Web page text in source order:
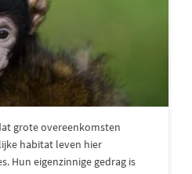
grote overeenkomsten
habitat leven hier
Hun eigenzinnige gedrag is